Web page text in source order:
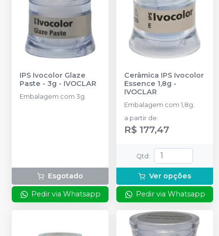
IPS Ivocolor Glaze
Paste - 3g - IVOCLAR
Embalagem com 3g.
Esgotado
Pedir via Whatsapp
Cerâmica IPS Ivocolor
Essence 1,8g -
IVOCLAR
Embalagem com 1,8g.
a partir de:
R$ 177,47
Qtd:
Ver opções
Pedir via Whatsapp